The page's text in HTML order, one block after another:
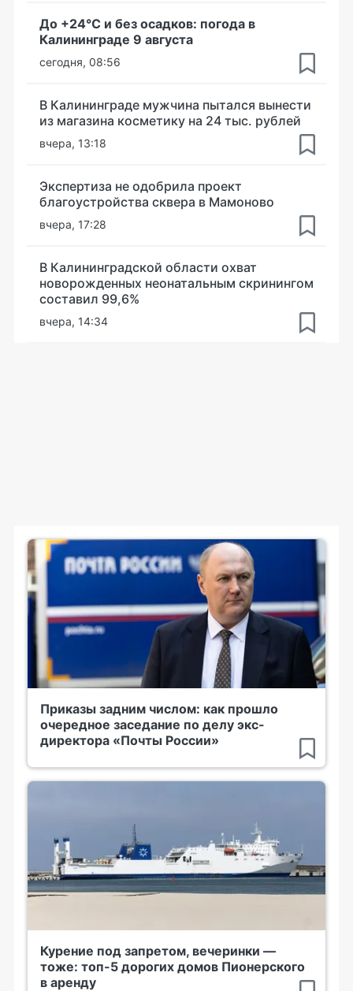
До +24°С и без осадков: погода в
Калининграде 9 августа
сегодня, 08:56
В Калининграде мужчина пытался вынести
из магазина косметику на 24 тыс. рублей
вчера, 13:18
Экспертиза не одобрила проект
благоустройства сквера в Мамоново
вчера, 17:28
В Калининградской области охват
новорожденных неонатальным скринингом
составил 99,6%
вчера, 14:34
Приказы задним числом: как прошло
очередное заседание по делу экс-
директора «Почты России»
Курение под запретом, вечеринки —
тоже: топ-5 дорогих домов Пионерского
в аренду